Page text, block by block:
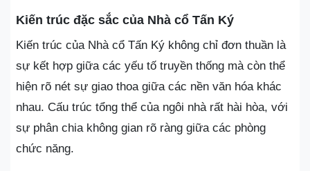
Kiến trúc đặc sắc của Nhà cổ Tấn Ký
Kiến trúc của Nhà cổ Tấn Ký không chỉ đơn thuần là
sự kết hợp giữa các yếu tố truyền thống mà còn thể
hiện rõ nét sự giao thoa giữa các nền văn hóa khác
nhau. Cấu trúc tổng thể của ngôi nhà rất hài hòa, với
sự phân chia không gian rõ ràng giữa các phòng
chức năng.